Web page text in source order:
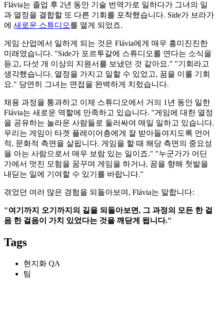
Flávia는 졸업 후 2년 동안 기술 번역가로 일하다가 그녀의 일
과 열정을 결합할 또 다른 기회를 포착했습니다. Side가 브라가
에 새로운 스튜디오를 열게 되었죠.
게임 산업에서 일하게 되는 것은 Flávia에게 매우 흥미진진한
미래였습니다. "Side가 포르투갈에 스튜디오를 연다는 소식을
듣고, 다섯 개 이상의 지원서를 보냈던 것 같아요." "기회라고
생각했습니다. 열정을 가지고 일할 수 있었고, 꿈을 이룰 기회
요." 당연히 그녀는 면접을 완벽하게 치렀습니다.
채용 과정을 통과하고 이제 스튜디오에서 거의 1년 동안 일한
Flávia는 새로운 역할에 만족하고 있습니다. "게임에 대한 열정
을 공유하는 놀라운 사람들로 둘러싸여 매일 일하고 있습니다.
우리는 게임이 타겟 플레이어층에게 잘 받아들여지도록 언어
적, 문화적 측면을 살핍니다. 게임을 할 때 해당 측면의 중요성
을 아는 사람으로서 매우 보람 있는 일이죠." "누군가가 어딘
가에서 멋진 모험을 꿈꾸며 게임을 하거나, 꿈을 향해 첫발을
내딛는 일에 기여할 수 있기를 바랍니다."
겪었던 여러 많은 경험을 되돌아보며, Flávia는 말합니다:
"여기까지 오기까지의 길을 되돌아보면, 그 과정의 모든 한 걸
음 한 걸음이 가치 있었다는 것을 깨닫게 됩니다."
Tags
현지화 QA
팀